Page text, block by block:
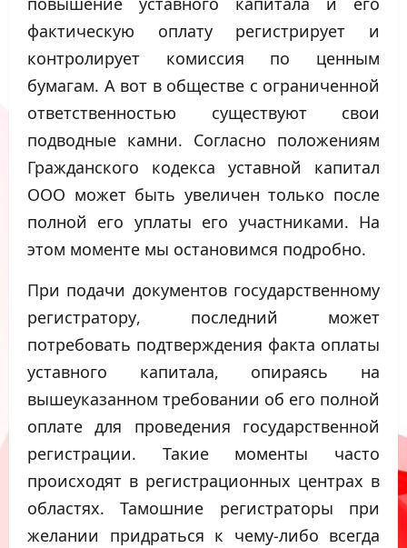
фактическую оплату регистрирует и
контролирует комиссия по ценным
бумагам. А вот в обществе с ограниченной
ответственностью существуют свои
подводные камни. Согласно положениям
Гражданского кодекса уставной капитал
ООО может быть увеличен только после
полной его уплаты его участниками. На
этом моменте мы остановимся подробно.
При подачи документов государственному
регистратору, последний может
потребовать подтверждения факта оплаты
уставного капитала, опираясь на
вышеуказанном требовании об его полной
оплате для проведения государственной
регистрации. Такие моменты часто
происходят в регистрационных центрах в
областях. Тамошние регистраторы при
желании придраться к чему-либо всегда